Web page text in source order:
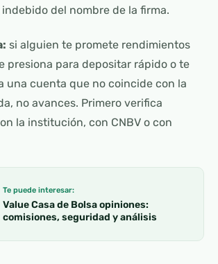
del nombre de la firma.
si alguien te promete rendimientos
presiona para depositar rápido o te
una cuenta que no coincide con la
no avances. Primero verifica
la institución, con CNBV o con
Te puede interesar:
Value Casa de Bolsa opiniones:
comisiones, seguridad y análisis